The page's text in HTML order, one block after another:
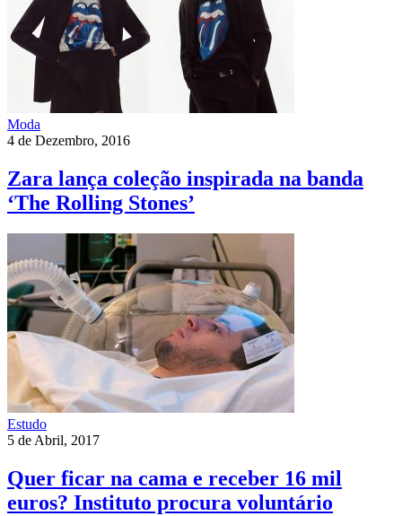
Moda
4 de Dezembro, 2016
Zara lança coleção inspirada na banda
‘The Rolling Stones’
Estudo
5 de Abril, 2017
Quer ficar na cama e receber 16 mil
euros? Instituto procura voluntário